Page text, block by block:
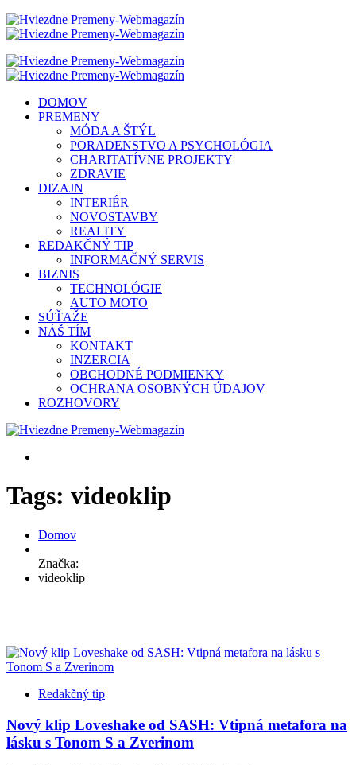
DOMOV
PREMENY
MÓDA A ŠTÝL
PORADENSTVO A PSYCHOLÓGIA
CHARITATÍVNE PROJEKTY
ZDRAVIE
DIZAJN
INTERIÉR
NOVOSTAVBY
REALITY
REDAKČNÝ TIP
INFORMAČNÝ SERVIS
BIZNIS
TECHNOLÓGIE
AUTO MOTO
SÚŤAŽE
NÁŠ TÍM
KONTAKT
INZERCIA
OBCHODNÉ PODMIENKY
OCHRANA OSOBNÝCH ÚDAJOV
ROZHOVORY
Tags: videoklip
Domov
Značka:
videoklip
Redakčný tip
Nový klip Loveshake od SASH: Vtipná metafora na
lásku s Tonom S a Zverinom